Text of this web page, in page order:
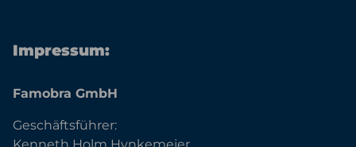
Impressum:
Famobra GmbH
Geschäftsführer: